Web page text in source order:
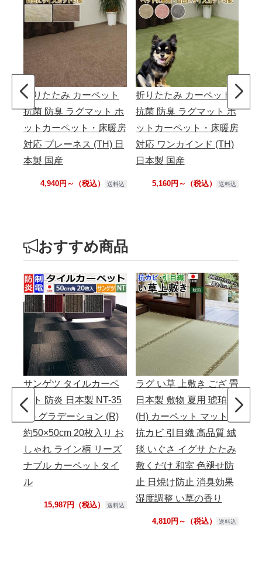
折りたたみ カーペット
抗菌 防臭 ラグマット ホ
ットカーペット・床暖房
対応 プレーネス (TH) 日
本製 国産
4,940円～（税込） 送料込
折りたたみ カーペット
抗菌 防臭 ラグマット ホ
ットカーペット・床暖房
対応 ワンカインド (TH)
日本製 国産
5,160円～（税込） 送料込
おすすめ商品
サンゲツ タイルカーペ
ット 防炎 日本製 NT-35
0G グラデーション (R)
約50×50cm 20枚入り お
しゃれ ライン柄 リーズ
ナブル カーペットタイ
ル
15,987円（税込） 送料込
ラグ い草 上敷き ござ 畳
日本製 敷物 夏用 琥珀
(H) カーペット マット
抗カビ 引目織 高品質 絨
毯 いぐさ イグサ たたみ
敷くだけ 和室 色褪せ防
止 日焼け防止 消臭効果
湿度調整 い草の香り
4,810円～（税込） 送料込